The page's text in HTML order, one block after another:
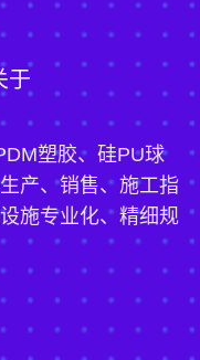
于
塑胶、硅PU球
产、销售、施工指
施专业化、精细规